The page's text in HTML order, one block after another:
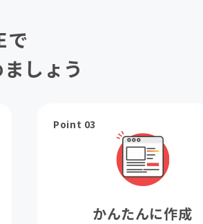
で
しょう
Point 03
かんたんに作成